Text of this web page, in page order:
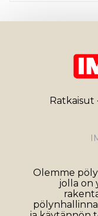
Ratkaisut ·
Olemme
jolla on